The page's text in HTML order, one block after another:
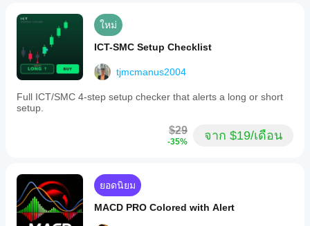
// การใช้งานที่เป็นประโยชน์:
// ================
// - ระบุแนวโน้มระยะยาวบนแผนภูมิกรอบเวลาต่ำกว่า
// - แสดงค่าเฉลี่ยสำคัญของกรอบเวลาที่สูงกว่า
// - สร้างกลยุทธ์หลายกรอบเวลาที่อิงตามค่าเฉลี่ยเคลื่อนที่
// - ระบุแนวรับและแนวต้านแบบไดนามิกที่น่าเชื่อถือมาก
// บันทึกการเปลี่ยนแปลง:
// =========
// v1.0.0 (05/06/2025)
เตอร์ให้เหมาะ
กับกลยุทธ์ของ
คุณ
ใหม่
ICT-SMC Setup Checklist
tjmcmanus2004
Full ICT/SMC 4-step setup checker that alerts a long or short
setup.
$29
-35% จาก $19/เดือน
ยอดนิยม
MACD PRO Colored with Alert